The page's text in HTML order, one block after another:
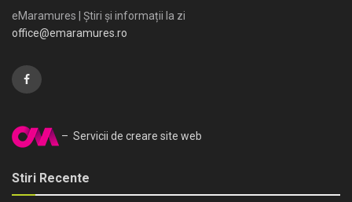
eMaramures | Știri și informații la zi
office@emaramures.ro
– Servicii de creare site web
Stiri Recente